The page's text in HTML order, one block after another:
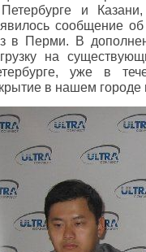
и
сообщение
в Перми. В
на
уже в
в нашем городе